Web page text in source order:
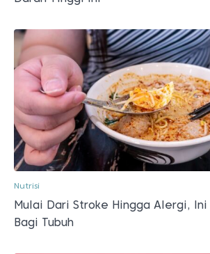
Nutrisi
Mulai Dari Stroke Hingga Alergi, Ini
Bagi Tubuh